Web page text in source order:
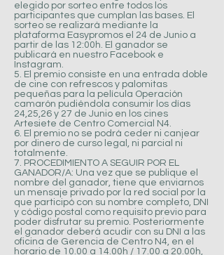
elegido por sorteo entre todos los
participantes que cumplan las bases. El
sorteo se realizará mediante la
plataforma Easypromos el 24 de Junio a
partir de las 12:00h. El ganador se
publicará en nuestro Facebook e
Instagram.
5. El premio consiste en una entrada doble
de cine con refrescos y palomitas
pequeñas para la película Operación
camarón pudiéndola consumir los días
24,25,26 y 27 de Junio en los cines
Artesiete de Centro Comercial N4.
6. El premio no se podrá ceder ni canjear
por dinero de curso legal, ni parcial ni
totalmente.
7. PROCEDIMIENTO A SEGUIR POR EL
GANADOR/A: Una vez que se publique el
nombre del ganador, tiene que enviarnos
un mensaje privado por la red social por la
que participó con su nombre completo, DNI
y código postal como requisito previo para
poder disfrutar su premio. Posteriormente
el ganador deberá acudir con su DNI a las
oficina de Gerencia de Centro N4, en el
horario de 10.00 a 14.00h / 17.00 a 20.00h,